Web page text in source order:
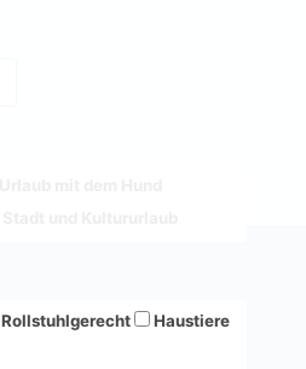
Rollstuhlgerecht
Haustiere